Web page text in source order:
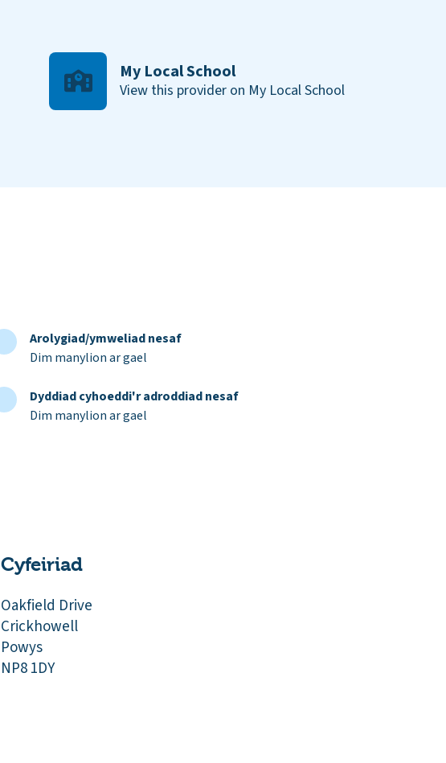
My Local School
View this provider on My Local School
Arolygiad/ymweliad nesaf
Dim manylion ar gael
Dyddiad cyhoeddi'r adroddiad nesaf
Dim manylion ar gael
Cyfeiriad
Oakfield Drive
Crickhowell
Powys
NP8 1DY